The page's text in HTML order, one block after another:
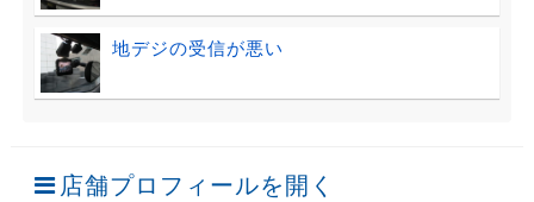
地デジの受信が悪い
店舗プロフィールを開く